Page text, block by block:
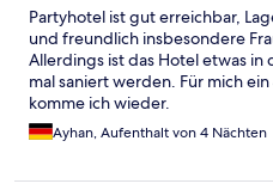
Partyhotel ist gut erreichbar,
und freundlich insbesondere
Allerdings ist das Hotel etwas
mal saniert werden. Für mich
komme ich wieder.
Ayhan, Aufenthalt von 4 Nächten